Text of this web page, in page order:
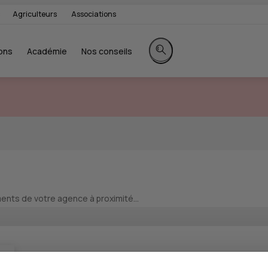
Agriculteurs Associations
Académie Nos conseils
Rechercher sur le site
de votre agence à proximité...